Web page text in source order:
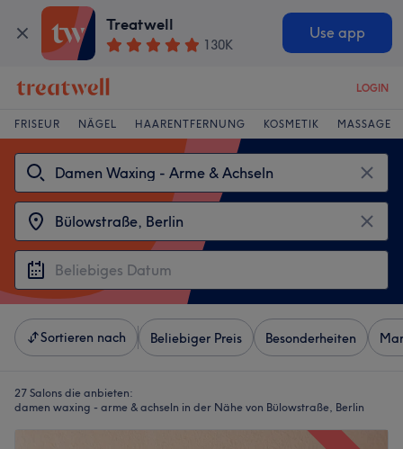
Treatwell
130K
Use app
LOGIN
FRISEUR NÄGEL HAARENTFERNUNG KOSMETIK MASSAGE
Sortieren nach Beliebiger Preis Besonderheiten
27 Salons die anbieten:
damen waxing - arme & achseln in der Nähe von Bülowstraße, Berlin